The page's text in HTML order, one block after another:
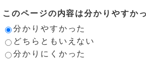
このページの内容は分かりやすか
分かりやすかった
どちらともいえない
分かりにくかった